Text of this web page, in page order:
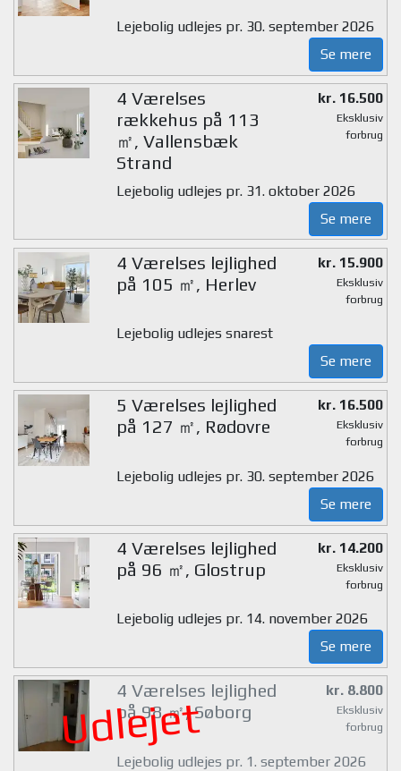
Lejebolig udlejes pr. 30. september 2026
Se mere
4 Værelses
rækkehus på 113
㎡, Vallensbæk
Strand
kr. 16.500
Eksklusiv
forbrug
Lejebolig udlejes pr. 31. oktober 2026
Se mere
4 Værelses lejlighed
på 105 ㎡, Herlev
kr. 15.900
Eksklusiv
forbrug
Lejebolig udlejes snarest
Se mere
5 Værelses lejlighed
på 127 ㎡, Rødovre
kr. 16.500
Eksklusiv
forbrug
Lejebolig udlejes pr. 30. september 2026
Se mere
4 Værelses lejlighed
på 96 ㎡, Glostrup
kr. 14.200
Eksklusiv
forbrug
Lejebolig udlejes pr. 14. november 2026
Se mere
Udlejet
4 Værelses lejlighed
på 98 ㎡, Søborg
kr. 8.800
Eksklusiv
forbrug
Lejebolig udlejes pr. 1. september 2026